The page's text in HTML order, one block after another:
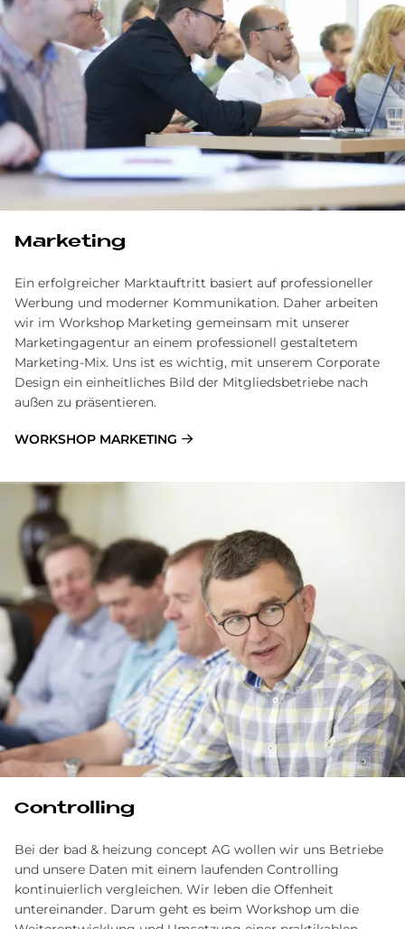
Mar­ke­ting
Ein erfolgreicher Marktauftritt basiert auf professioneller
Werbung und moderner Kommunikation. Daher arbeiten
wir im Workshop Marketing gemeinsam mit unserer
Marketingagentur an einem professionell gestaltetem
Marketing-Mix. Uns ist es wichtig, mit unserem Corporate
Design ein einheitliches Bild der Mitgliedsbetriebe nach
außen zu präsentieren.
WORKSHOP MARKETING
Con­trol­ling
Bei der bad & heizung concept AG wollen wir uns Betriebe
und unsere Daten mit einem laufenden Controlling
kontinuierlich vergleichen. Wir leben die Offenheit
untereinander. Darum geht es beim Workshop um die